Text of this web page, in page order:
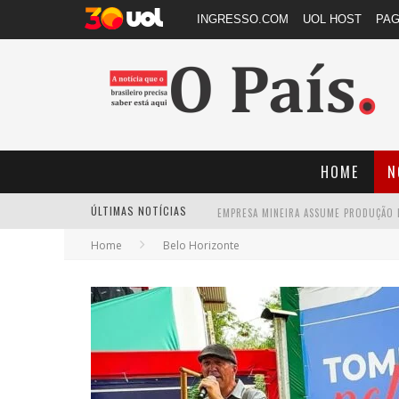
INGRESSO.COM UOL HOST
HOME
ÚLTIMAS NOTÍCIAS
Home Belo Horizonte